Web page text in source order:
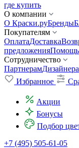
где купить
О компании
О Краски.руБренды
Покупателям
ОплатаДоставка
предложенияПомощь
Сотрудничество
Партнерам
Избранное
Акции
Бонусы
Подбор
+7 (495) 505-61-05